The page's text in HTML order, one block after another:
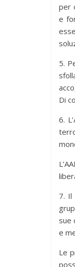
per
e
5.
Di
6.
7. Il
sue
e
Le